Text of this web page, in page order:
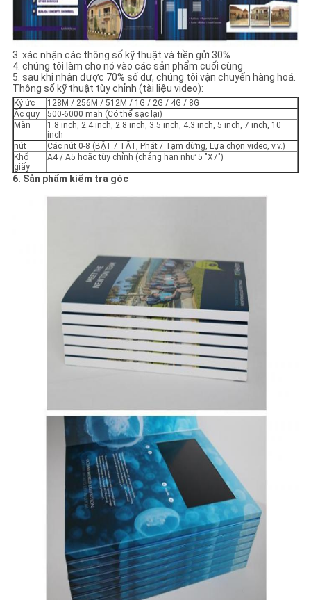
3. xác nhận các thông số kỹ thuật và tiền gửi 30%
4. chúng tôi làm cho nó vào các sản phẩm cuối cùng
5. sau khi nhận được 70% số dư, chúng tôi vận chuyển hàng hoá.
Thông số kỹ thuật tùy chỉnh (tài liệu video):
Ký ức
128M / 256M / 512M / 1G / 2G / 4G / 8G
Ắc quy
500-6000 mah (Có thể sạc lại)
Màn
1.8 inch, 2.4 inch, 2.8 inch, 3.5 inch, 4.3 inch, 5 inch, 7 inch, 10
inch
nút
Các nút 0-8 (BẬT / TẮT, Phát / Tạm dừng, Lựa chọn video, v.v.)
Khổ
giấy
A4 / A5 hoặc tùy chỉnh (chẳng hạn như 5 "X7")
6. Sản phẩm kiểm tra góc